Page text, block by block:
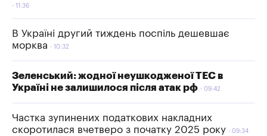
11:36
В Україні другий тиждень поспіль дешевшає
морква
10:32
Зеленський: жодної неушкодженої ТЕС в
Україні не залишилося після атак рф
09:42
Частка зупинених податкових накладних
скоротилася вчетверо з початку 2025 року
09:34